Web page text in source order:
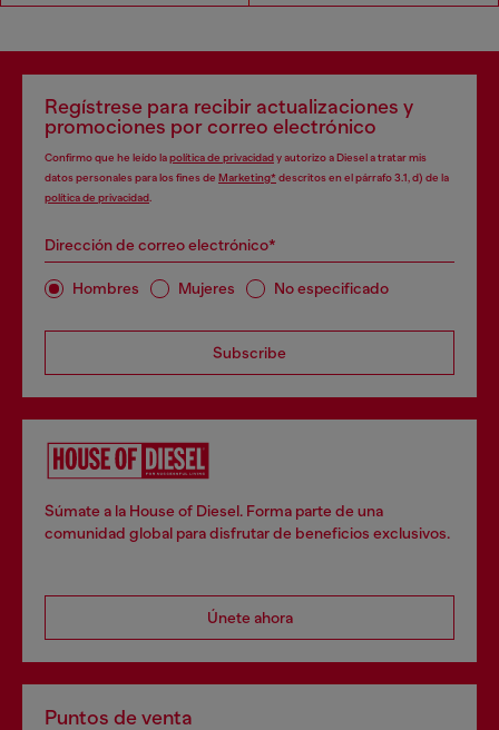
Regístrese para recibir actualizaciones y
promociones por correo electrónico
Confirmo que he leído lapolítica de privacidady autorizo a Diesel a tratar mis
datos personales para los fines de Marketing*descritos en el párrafo 3.1, d) de la
política de privacidad
Dirección de correo electrónico*
Hombres Mujeres No especificado
Subscribe
Súmate a la House of Diesel. Forma parte de una
comunidad global para disfrutar de beneficios exclusivos.
Únete ahora
Puntos de venta